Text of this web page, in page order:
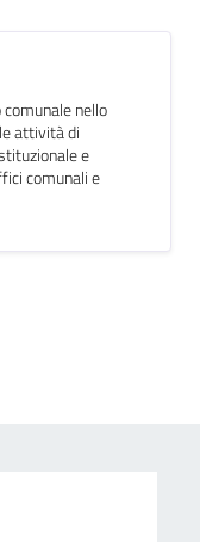
nello
attività di
e
comunali e